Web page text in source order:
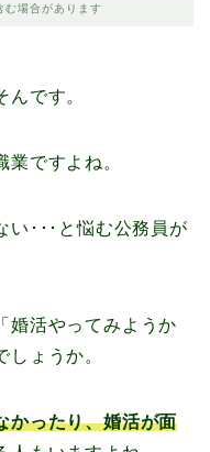
む場合があります
です。
ですよね。
い･･･と悩む公務員が
婚活やってみようか
ょうか。
かったり、婚活が面